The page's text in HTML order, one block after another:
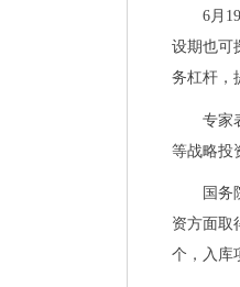
6月
设期也可
务杠杆，
专家
等战略投
国务
资方面取
个，入库